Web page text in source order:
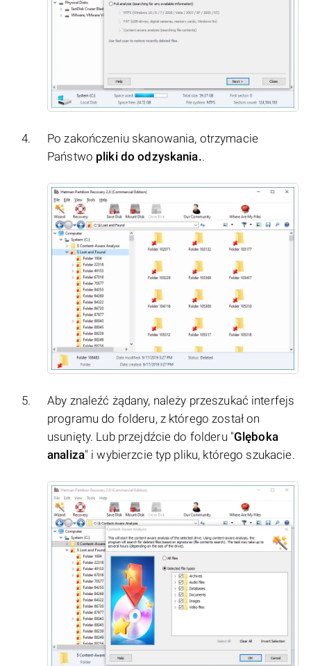
Po zakończeniu skanowania, otrzymacie
Państwo pliki do odzyskania..
Aby znaleźć żądany, należy przeszukać interfejs
programu do folderu, z którego został on
usunięty. Lub przejdźcie do folderu "Glęboka
analiza" i wybierzcie typ pliku, którego szukacie.